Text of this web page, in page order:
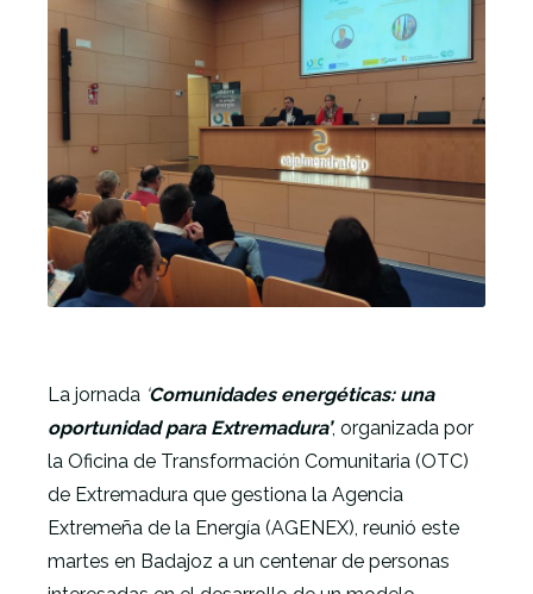
La jornada Comunidades energéticas: una
oportunidad para Extremadura’, organizada por
la Oficina de Transformación Comunitaria (OTC)
de Extremadura que gestiona la Agencia
Extremeña de la Energía (AGENEX), reunió este
martes en Badajoz a un centenar de personas